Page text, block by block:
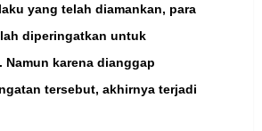
yang telah diamankan, para
diperingatkan untuk
Namun karena dianggap
tersebut, akhirnya terjadi